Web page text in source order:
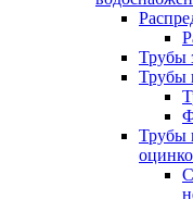
Трубы
Трубы
Трубы